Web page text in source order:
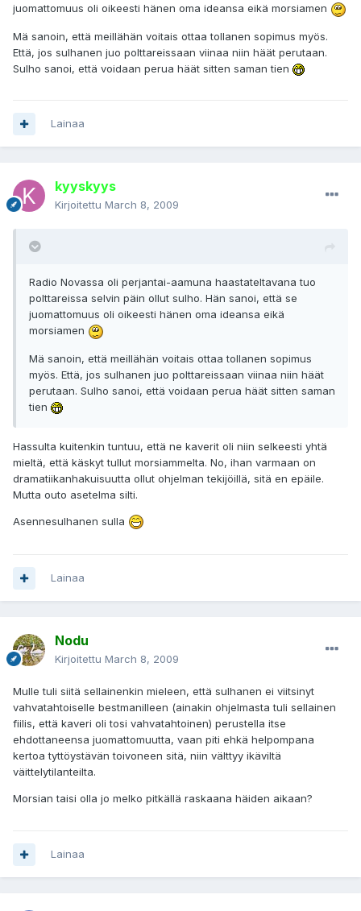
juomattomuus oli oikeesti hänen oma ideansa eikä morsiamen
Mä sanoin, että meillähän voitais ottaa tollanen sopimus myös.
Että, jos sulhanen juo polttareissaan viinaa niin häät perutaan.
Sulho sanoi, että voidaan perua häät sitten saman tien
Lainaa
kyyskyys
Kirjoitettu March 8, 2009
Radio Novassa oli perjantai-aamuna haastateltavana tuo
polttareissa selvin päin ollut sulho. Hän sanoi, että se
juomattomuus oli oikeesti hänen oma ideansa eikä
morsiamen
Mä sanoin, että meillähän voitais ottaa tollanen sopimus
myös. Että, jos sulhanen juo polttareissaan viinaa niin häät
perutaan. Sulho sanoi, että voidaan perua häät sitten saman
tien
Hassulta kuitenkin tuntuu, että ne kaverit oli niin selkeesti yhtä
mieltä, että käskyt tullut morsiammelta. No, ihan varmaan on
dramatiikanhakuisuutta ollut ohjelman tekijöillä, sitä en epäile.
Mutta outo asetelma silti.
Asennesulhanen sulla
Lainaa
Nodu
Kirjoitettu March 8, 2009
Mulle tuli siitä sellainenkin mieleen, että sulhanen ei viitsinyt
vahvatahtoiselle bestmanilleen (ainakin ohjelmasta tuli sellainen
fiilis, että kaveri oli tosi vahvatahtoinen) perustella itse
ehdottaneensa juomattomuutta, vaan piti ehkä helpompana
kertoa tyttöystävän toivoneen sitä, niin välttyy ikäviltä
väittelytilanteilta.
Morsian taisi olla jo melko pitkällä raskaana häiden aikaan?
Lainaa